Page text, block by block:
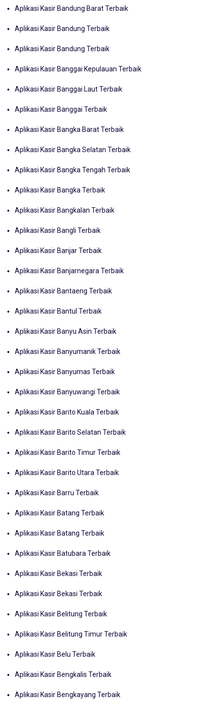
Aplikasi Kasir Bandung Barat Terbaik
Aplikasi Kasir Bandung Terbaik
Aplikasi Kasir Bandung Terbaik
Aplikasi Kasir Banggai Kepulauan Terbaik
Aplikasi Kasir Banggai Laut Terbaik
Aplikasi Kasir Banggai Terbaik
Aplikasi Kasir Bangka Barat Terbaik
Aplikasi Kasir Bangka Selatan Terbaik
Aplikasi Kasir Bangka Tengah Terbaik
Aplikasi Kasir Bangka Terbaik
Aplikasi Kasir Bangkalan Terbaik
Aplikasi Kasir Bangli Terbaik
Aplikasi Kasir Banjar Terbaik
Aplikasi Kasir Banjarnegara Terbaik
Aplikasi Kasir Bantaeng Terbaik
Aplikasi Kasir Bantul Terbaik
Aplikasi Kasir Banyu Asin Terbaik
Aplikasi Kasir Banyumanik Terbaik
Aplikasi Kasir Banyumas Terbaik
Aplikasi Kasir Banyuwangi Terbaik
Aplikasi Kasir Barito Kuala Terbaik
Aplikasi Kasir Barito Selatan Terbaik
Aplikasi Kasir Barito Timur Terbaik
Aplikasi Kasir Barito Utara Terbaik
Aplikasi Kasir Barru Terbaik
Aplikasi Kasir Batang Terbaik
Aplikasi Kasir Batang Terbaik
Aplikasi Kasir Batubara Terbaik
Aplikasi Kasir Bekasi Terbaik
Aplikasi Kasir Bekasi Terbaik
Aplikasi Kasir Belitung Terbaik
Aplikasi Kasir Belitung Timur Terbaik
Aplikasi Kasir Belu Terbaik
Aplikasi Kasir Bengkalis Terbaik
Aplikasi Kasir Bengkayang Terbaik